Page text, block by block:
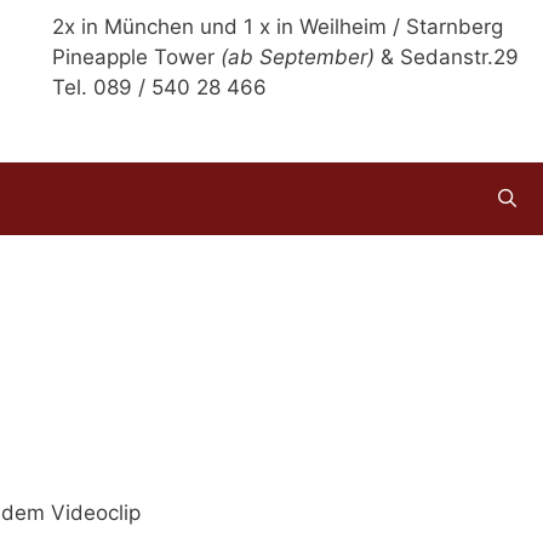
2x in München und 1 x in Weilheim / Starnberg
Pineapple Tower (ab September) & Sedanstr.29
Tel. 089 / 540 28 466
Videoclip